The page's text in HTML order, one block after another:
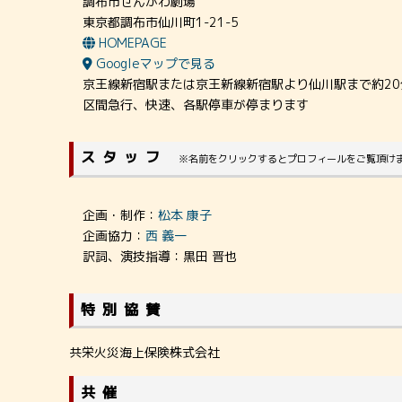
東京都調布市仙川町1-21-5
HOMEPAGE
Googleマップで見る
京王線新宿駅または京王新線新宿駅より仙川駅まで約
区間急行、快速、各駅停車が停まります
スタッフ ※名前をクリックするとプロフィールをご覧頂け
企画・制作： 松本 康子
企画協力： 西 義一
訳詞、演技指導：黒田 晋也
特別協賛
共栄火災海上保険株式会社
共催